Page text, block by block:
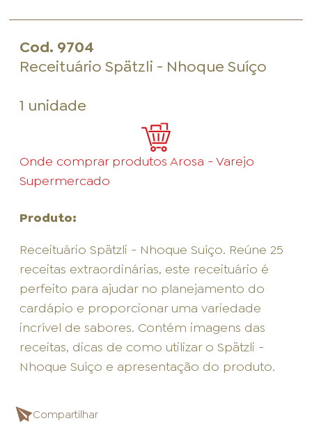
Cod. 9704
Receituário Spätzli - Nhoque Suíço
1 unidade
Onde comprar produtos Arosa - Varejo
Supermercado
Produto:
Receituário Spätzli - Nhoque Suíço. Reúne 25
receitas extraordinárias, este receituário é
perfeito para ajudar no planejamento do
cardápio e proporcionar uma variedade
incrível de sabores. Contém imagens das
receitas, dicas de como utilizar o Spätzli -
Nhoque Suíço e apresentação do produto.
Compartilhar